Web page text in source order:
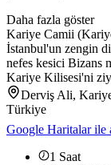
Daha fazla göster
Kariye Camii
İstanbul'un zengin
nefes kesici Bizans
Kariye Kilisesi'ni
Derviş Ali,
Türkiye
Google Haritalar ile
1 Saat